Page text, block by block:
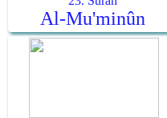
Al-Mu'minûn